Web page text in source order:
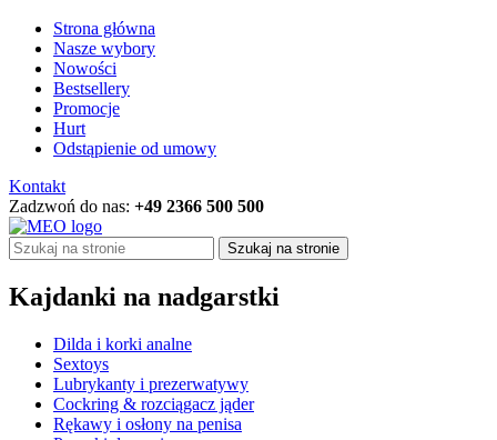
Strona główna
Nasze wybory
Nowości
Bestsellery
Promocje
Hurt
Odstąpienie od umowy
Kontakt
Zadzwoń do nas: +49 2366 500 500
Szukaj na stronie
Kajdanki na nadgarstki
Dilda i korki analne
Sextoys
Lubrykanty i prezerwatywy
Cockring & rozciągacz jąder
Rękawy i osłony na penisa